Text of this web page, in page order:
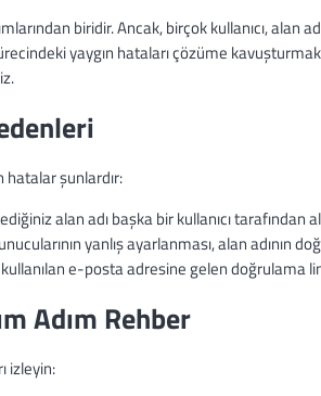
biridir. Ancak, birçok kullanıcı, alan
yaygın hataları çözüme
hatalar şunlardır:
alan adı başka bir kullanıcı tarafından
yanlış ayarlanması, alan adının
kullanılan e-posta adresine gelen doğrulama
Adım Rehber
izleyin: